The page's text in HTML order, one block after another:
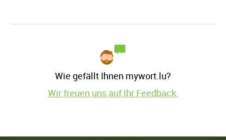
Wie gefällt Ihnen mywort.lu?
Wir freuen uns auf Ihr Feedback.